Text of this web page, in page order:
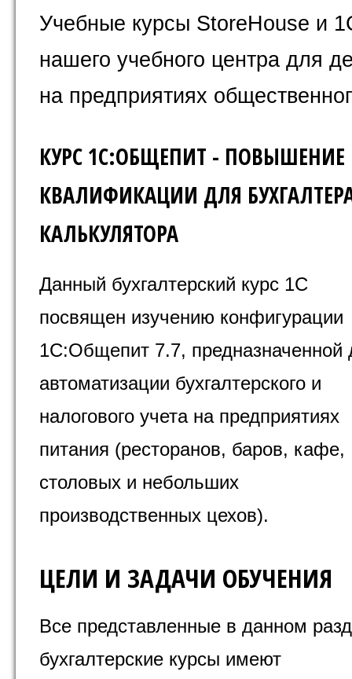
Учебные курсы StoreHouse и
нашего учебного центра для
на предприятиях
КУРС 1С:ОБЩЕПИТ - ПОВЫШЕНИЕ
КВАЛИФИКАЦИИ ДЛЯ
КАЛЬКУЛЯТОРА
Данный бухгалтерский курс 1С
посвящен изучению конфигурации
1С:Общепит 7.7, предназначенной
автоматизации бухгалтерского и
налогового учета на предприятиях
питания (ресторанов, баров, кафе,
столовых и небольших
производственных цехов).
ЦЕЛИ И ЗАДАЧИ ОБУЧЕНИЯ
Все представленные в данном
бухгалтерские курсы имеют